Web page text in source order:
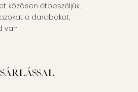
közösen átbeszéljük,
a darabokat,
van.